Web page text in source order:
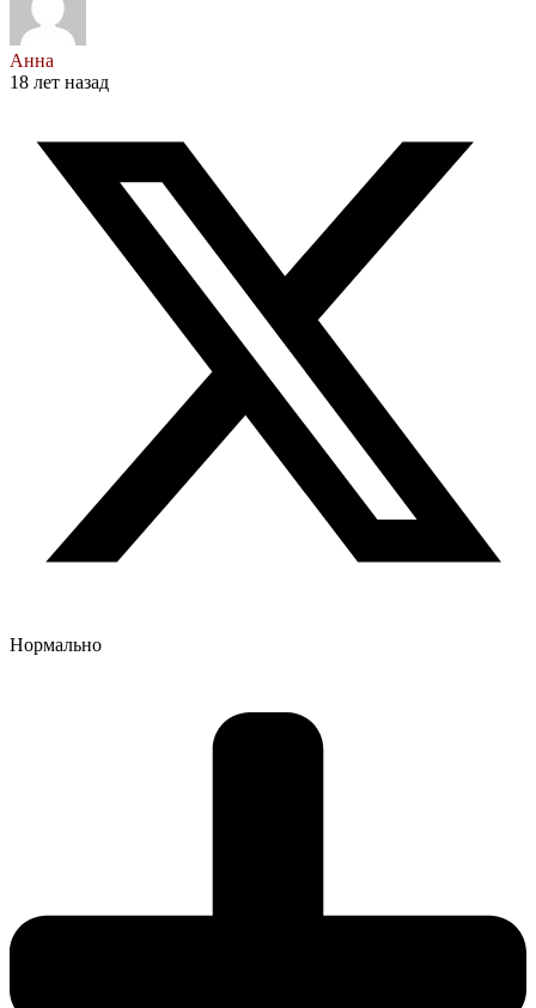
Анна
18 лет назад
Нормально